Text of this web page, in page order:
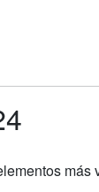
más